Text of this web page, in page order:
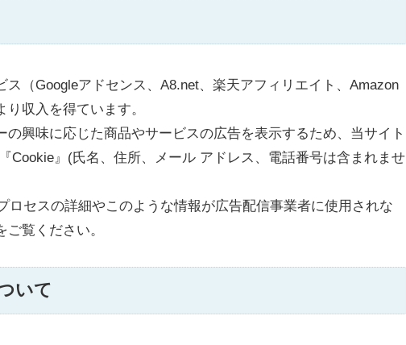
（Googleアドセンス、A8.net、楽天アフィリエイト、Amazon
収入を得ています。
興味に応じた商品やサービスの広告を表示するため、当サイト
Cookie』(氏名、住所、メール アドレス、電話番号は含まれませ
ロセスの詳細やこのような情報が広告配信事業者に使用されな
ご覧ください。
いて